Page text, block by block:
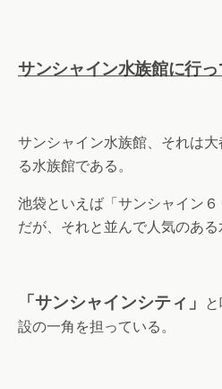
サンシャイン水族館に行っ
サンシャイン水族館、それは
る水族館である。
池袋といえば「サンシャイン
だが、それと並んで人気のある
「サンシャインシティ」
設の一角を担っている。